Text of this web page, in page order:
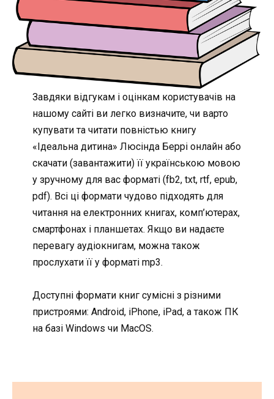
Завдяки відгукам і оцінкам користувачів на
нашому сайті ви легко визначите, чи варто
купувати та читати повністью книгу
«Ідеальна дитина» Люсінда Беррі онлайн або
скачати (завантажити) її українською мовою
у зручному для вас форматі (fb2, txt, rtf, epub,
pdf). Всі ці формати чудово підходять для
читання на електронних книгах, комп’ютерах,
смартфонах і планшетах. Якщо ви надаєте
перевагу аудіокнигам, можна також
прослухати її у форматі mp3.
Доступні формати книг сумісні з різними
пристроями: Android, iPhone, iPad, а також ПК
на базі Windows чи MacOS.